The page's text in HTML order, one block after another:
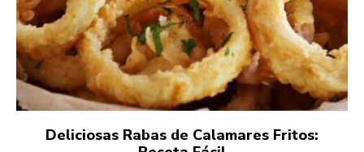
Deliciosas Rabas de Calamares Fritos: